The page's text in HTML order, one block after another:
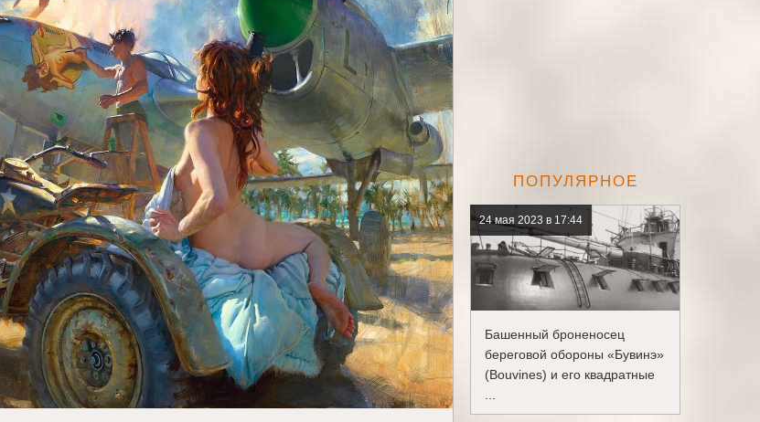
ПОПУЛЯРНОЕ
24 мая 2023 в 17:44
Башенный броненосец
береговой обороны «Бувинэ»
(Bouvines) и его квадратные